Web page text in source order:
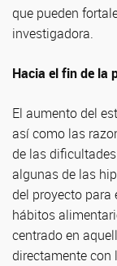
que pueden
investigadora.
Hacia el fin de la
El aumento del
así como las
de las
algunas de las
del proyecto para
hábitos
centrado en
directamente